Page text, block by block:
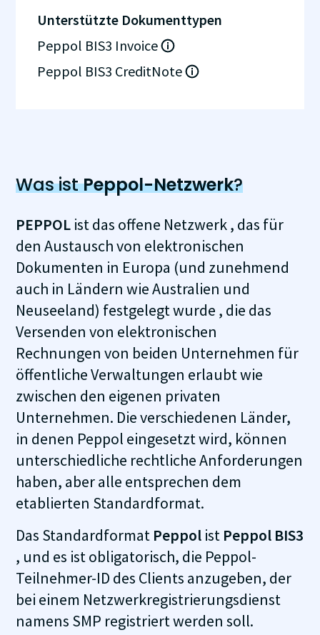
Unterstützte Dokumenttypen
Peppol BIS3 Invoice
Peppol BIS3 CreditNote
Was istPeppol-Netzwerk?
PEPPOL ist das offene Netzwerk , das für
den Austausch von elektronischen
Dokumenten in Europa (und zunehmend
auch in Ländern wie Australien und
Neuseeland) festgelegt wurde , die das
Versenden von elektronischen
Rechnungen von beiden Unternehmen für
öffentliche Verwaltungen erlaubt wie
zwischen den eigenen privaten
Unternehmen. Die verschiedenen Länder,
in denen Peppol eingesetzt wird, können
unterschiedliche rechtliche Anforderungen
haben, aber alle entsprechen dem
etablierten Standardformat.
Das Standardformat Peppol ist Peppol BIS3
, und es ist obligatorisch, die Peppol-
Teilnehmer-ID des Clients anzugeben, der
bei einem Netzwerkregistrierungsdienst
namens SMP registriert werden soll.